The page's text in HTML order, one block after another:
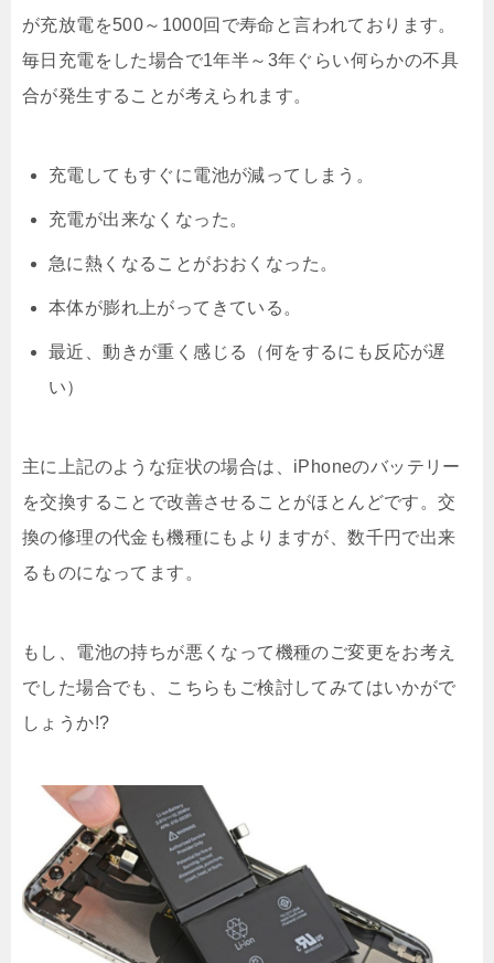
が充放電を500～1000回で寿命と言われております。
毎日充電をした場合で1年半～3年ぐらい何らかの不具
合が発生することが考えられます。
充電してもすぐに電池が減ってしまう。
充電が出来なくなった。
急に熱くなることがおおくなった。
本体が膨れ上がってきている。
最近、動きが重く感じる（何をするにも反応が遅
い）
主に上記のような症状の場合は、iPhoneのバッテリー
を交換することで改善させることがほとんどです。交
換の修理の代金も機種にもよりますが、数千円で出来
るものになってます。
もし、電池の持ちが悪くなって機種のご変更をお考え
でした場合でも、こちらもご検討してみてはいかがで
しょうか!?